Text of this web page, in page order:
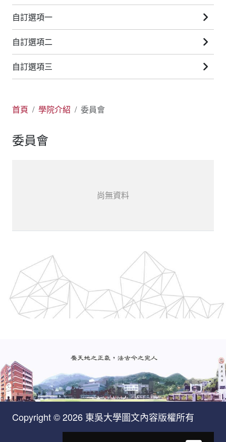
自訂選項一
自訂選項二
自訂選項三
首頁 學院介紹 委員會
委員會
尚無資料
Copyright © 2026 東吳大學圖文內容版權所有